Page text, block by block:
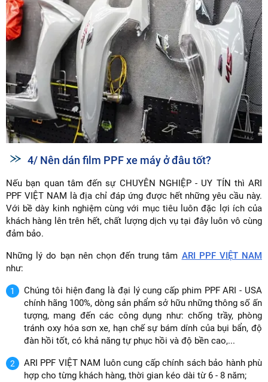
4/ Nên dán film PPF xe máy ở đâu tốt?
Nếu bạn quan tâm đến sự CHUYÊN NGHIỆP - UY TÍN thì ARI
PPF VIỆT NAM là địa chỉ đáp ứng được hết những yêu cầu này.
Với bề dày kinh nghiệm cùng với mục tiêu luôn đặc lợi ích của
khách hàng lên trên hết, chất lượng dịch vụ tại đây luôn vô cùng
đảm bảo.
Những lý do bạn nên chọn đến trung tâm ARI PPF VIỆT NAM
như:
Chúng tôi hiện đang là đại lý cung cấp phim PPF ARI - USA
chính hãng 100%, dòng sản phẩm sở hữu những thông số ấn
tượng, mang đến các công dụng như: chống trầy, phòng
tránh oxy hóa sơn xe, hạn chế sự bám dính của bụi bẩn, độ
đàn hồi tốt, có khả năng tự phục hồi và độ bền cao,...
ARI PPF VIỆT NAM luôn cung cấp chính sách bảo hành phù
hợp cho từng khách hàng, thời gian kéo dài từ 6 - 8 năm;